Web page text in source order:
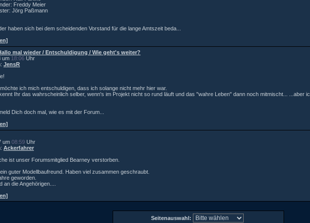
Freddy Meier
Jörg Paßmann
haben sich bei dem scheidenden Vorstand für die lange Amtszeit beda...
mal wieder / Entschuldigung / Wie geht's weiter?
um 18:06 Uhr
JensR
ich mich entschuldigen, dass ich solange nicht mehr hier war.
Ihr das wahrscheinlich selber, wenn's im Projekt nicht so rund läuft und das "wahre Leben" dann noch mitmischt... ...aber
Dich doch mal, wie es mit der Forum...
um 08:59 Uhr
Ackerfahrer
ist unser Forumsmitglied Bearney verstorben.
guter Modellbaufreund. Haben viel zusammen geschraubt.
geworden.
an die Angehörigen....
Seitenauswahl: